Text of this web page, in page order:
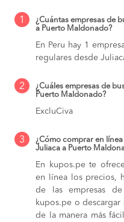
1
¿Cuántas empresas de
a Puerto Maldonado?
En Peru hay 1
regulares desde
2
¿Cuáles empresas de
Puerto Maldonado?
ExcluCiva
3
¿Cómo comprar en
Juliaca a Puerto
En kupos.pe te
en línea los precios,
de las empresas
kupos.pe o descargar
de la manera más